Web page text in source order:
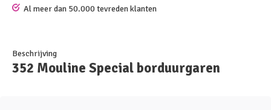
Al meer dan 50.000 tevreden klanten
Beschrijving
352 Mouline Special borduurgaren